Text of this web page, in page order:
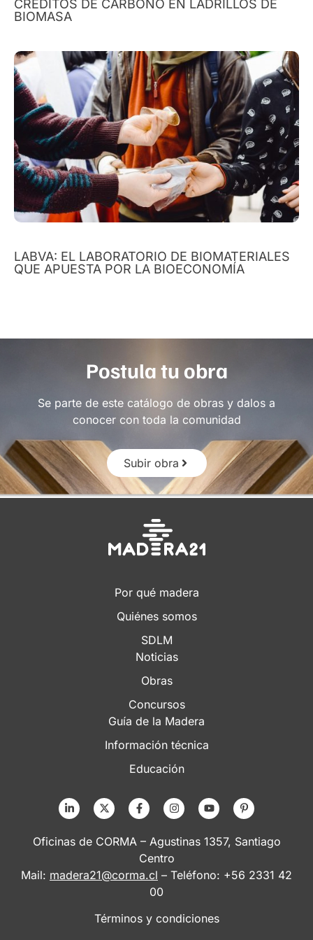
CRÉDITOS DE CARBONO EN LADRILLOS DE
BIOMASA
LABVA: EL LABORATORIO DE BIOMATERIALES
QUE APUESTA POR LA BIOECONOMÍA
Postula tu obra
Se parte de este catálogo de obras y dalos a
conocer con toda la comunidad
Subir obra
Por qué madera
Quiénes somos
SDLM
Noticias
Obras
Concursos
Guía de la Madera
Información técnica
Educación
Oficinas de CORMA – Agustinas 1357, Santiago
Centro
Mail: madera21@corma.cl – Teléfono: +56 2331 42
00
Términos y condiciones